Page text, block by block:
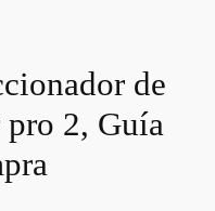
de
2, Guía